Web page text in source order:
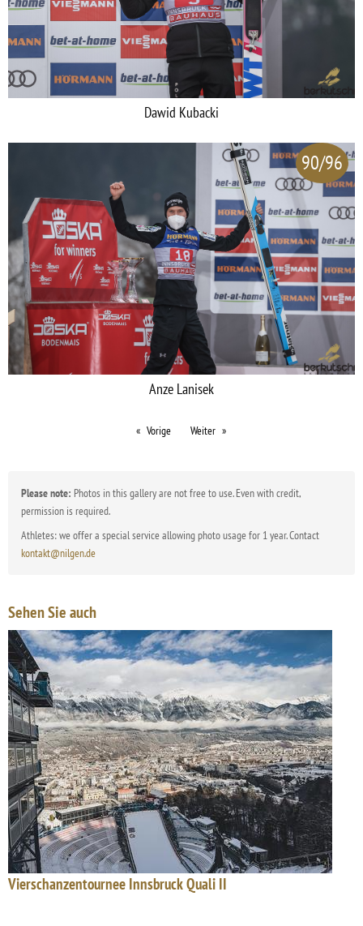
Dawid Kubacki
90/96
Anze Lanisek
Vorige Weiter
Please note: Photos in this gallery are not free to use. Even with credit,
permission is required.
Athletes: we offer a special service allowing photo usage for 1 year. Contact
kontakt@nilgen.de
Sehen Sie auch
Vierschanzentournee Innsbruck Quali II